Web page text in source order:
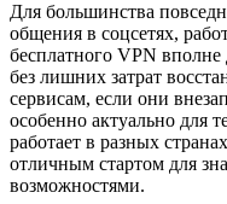
Для большинства
общения в соцсетях,
бесплатного VPN
без лишних затрат
сервисам, если они
особенно актуально для
работает в разных
отличным стартом для
возможностями.